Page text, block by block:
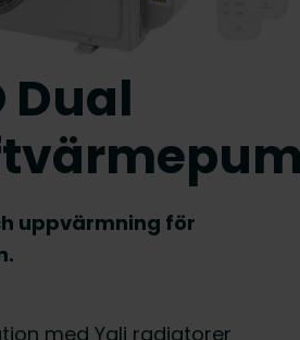
Dual
uppvärmning för
med Yali radiatorer